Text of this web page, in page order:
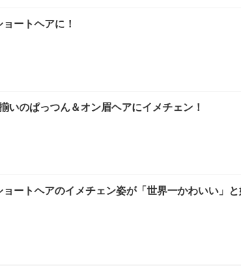
ートヘアに！
いのぱっつん＆オン眉ヘアにイメチェン！
ートヘアのイメチェン姿が「世界一かわいい」